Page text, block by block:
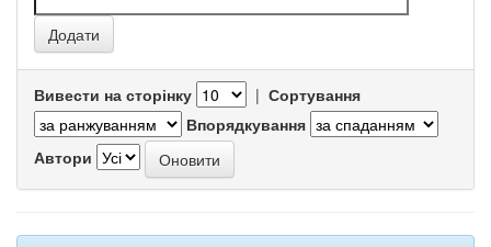
Вивести на сторінку | Сортування
Впорядкування
Автори